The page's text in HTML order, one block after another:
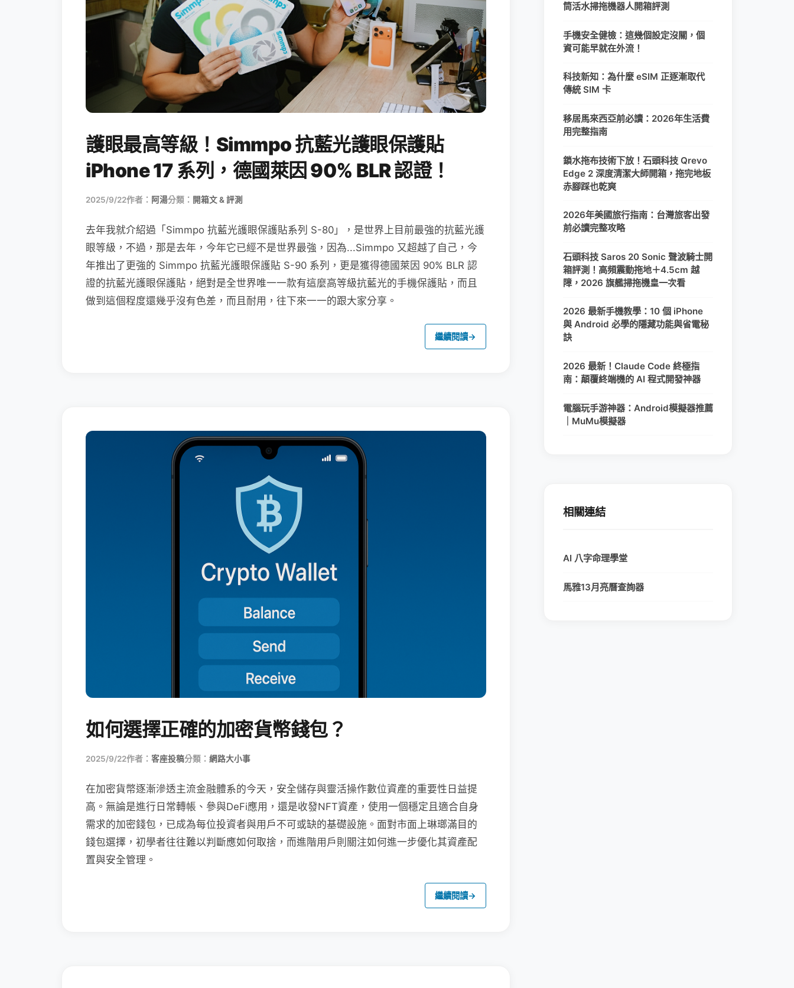
護眼最高等級！Simmpo 抗藍光護眼保護貼
iPhone 17 系列，德國萊因 90% BLR 認證！
2025/9/22作者： 阿湯分類： 開箱文 & 評測
去年我就介紹過「Simmpo 抗藍光護眼保護貼系列 S-80」，是世界上目前最強的抗藍光護
眼等級，不過，那是去年，今年它已經不是世界最強，因為...Simmpo 又超越了自己，今
年推出了更強的 Simmpo 抗藍光護眼保護貼 S-90 系列，更是獲得德國萊因 90% BLR 認
證的抗藍光護眼保護貼，絕對是全世界唯一一款有這麼高等級抗藍光的手機保護貼，而且
做到這個程度還幾乎沒有色差，而且耐用，往下來一一的跟大家分享。
繼續閱讀→
如何選擇正確的加密貨幣錢包？
2025/9/22作者： 客座投稿分類： 網路大小事
在加密貨幣逐漸滲透主流金融體系的今天，安全儲存與靈活操作數位資產的重要性日益提
高。無論是進行日常轉帳、參與DeFi應用，還是收發NFT資產，使用一個穩定且適合自身
需求的加密錢包，已成為每位投資者與用戶不可或缺的基礎設施。面對市面上琳瑯滿目的
錢包選擇，初學者往往難以判斷應如何取捨，而進階用戶則關注如何進一步優化其資產配
置與安全管理。
繼續閱讀→
筒活水掃拖機器人開箱評測
手機安全健檢：這幾個設定沒關，個
資可能早就在外流！
科技新知：為什麼 eSIM 正逐漸取代
傳統 SIM 卡
移居馬來西亞前必讀：2026年生活費
用完整指南
鎖水拖布技術下放！石頭科技 Qrevo
Edge 2 深度清潔大師開箱，拖完地板
赤腳踩也乾爽
2026年美國旅行指南：台灣旅客出發
前必讀完整攻略
石頭科技 Saros 20 Sonic 聲波騎士開
箱評測！高頻震動拖地＋4.5cm 越
障，2026 旗艦掃拖機皇一次看
2026 最新手機教學：10 個 iPhone
與 Android 必學的隱藏功能與省電秘
訣
2026 最新！Claude Code 終極指
南：顛覆終端機的 AI 程式開發神器
電腦玩手游神器：Android模擬器推薦
｜MuMu模擬器
相關連結
AI 八字命理學堂
馬雅13月亮曆查詢器